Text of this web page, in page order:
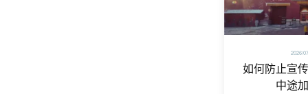
2026/
如何防止宣
中途